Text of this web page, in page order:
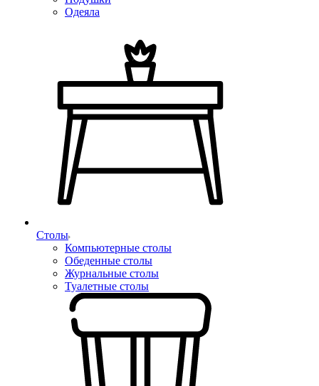
Одеяла
Столы
Компьютерные столы
Обеденные столы
Журнальные столы
Туалетные столы